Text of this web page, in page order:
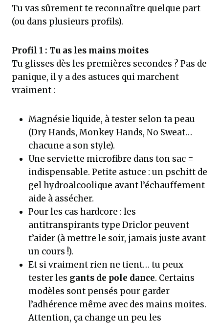
Tu vas sûrement te reconnaître quelque part
(ou dans plusieurs profils).
Profil 1 : Tu as les mains moites
Tu glisses dès les premières secondes ? Pas de
panique, il y a des astuces qui marchent
vraiment :
Magnésie liquide, à tester selon ta peau
(Dry Hands, Monkey Hands, No Sweat…
chacune a son style).
Une serviette microfibre dans ton sac =
indispensable. Petite astuce : un pschitt de
gel hydroalcoolique avant l’échauffement
aide à assécher.
Pour les cas hardcore : les
antitranspirants type Driclor peuvent
t’aider (à mettre le soir, jamais juste avant
un cours !).
Et si vraiment rien ne tient… tu peux
tester les gants de pole dance. Certains
modèles sont pensés pour garder
l’adhérence même avec des mains moites.
Attention, ça change un peu les